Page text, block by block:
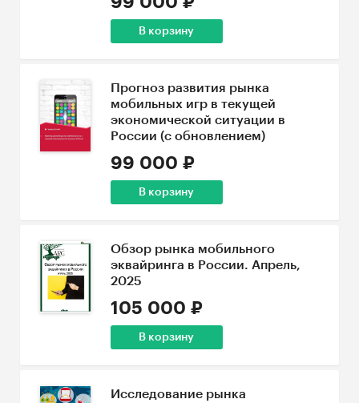
В корзину
Прогноз развития рынка
мобильных игр в текущей
экономической ситуации в
России (с обновлением)
99 000 ₽
В корзину
Обзор рынка мобильного
эквайринга в России. Апрель,
2025
105 000 ₽
В корзину
Исследование рынка